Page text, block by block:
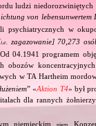
ludzi niedorozwiniętych
von lebensunwertem
psychiatrycznych w
i.e.
zagazowanie] 70,273
04.1941 programem
obozów
w TA Hartheim
” «Aktion T4» był
dla rannych
niemieckim niem.